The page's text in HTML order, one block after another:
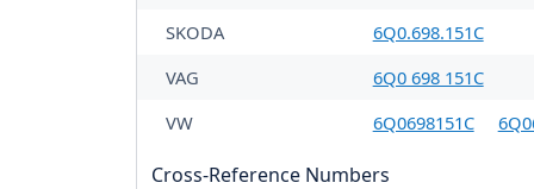
SKODA
6Q0.698.151C
VAG
6Q0 698 151C
VW
6Q0698151C
Cross-Reference Numbers